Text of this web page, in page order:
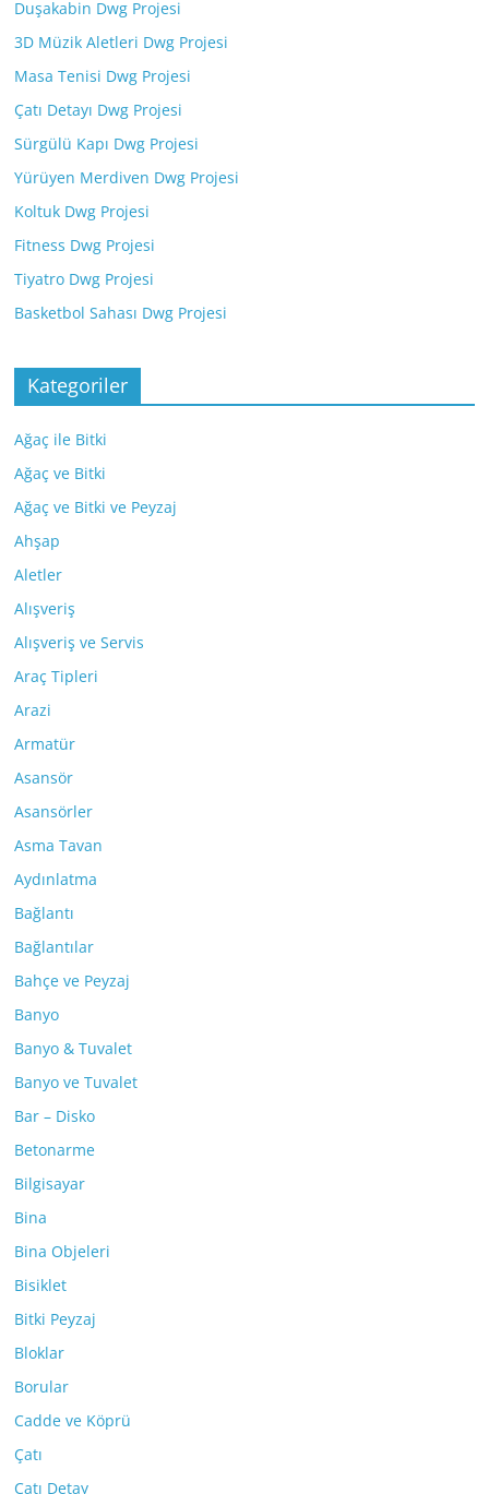
Duşakabin Dwg Projesi
3D Müzik Aletleri Dwg Projesi
Masa Tenisi Dwg Projesi
Çatı Detayı Dwg Projesi
Sürgülü Kapı Dwg Projesi
Yürüyen Merdiven Dwg Projesi
Koltuk Dwg Projesi
Fitness Dwg Projesi
Tiyatro Dwg Projesi
Basketbol Sahası Dwg Projesi
Kategoriler
Ağaç ile Bitki
Ağaç ve Bitki
Ağaç ve Bitki ve Peyzaj
Ahşap
Aletler
Alışveriş
Alışveriş ve Servis
Araç Tipleri
Arazi
Armatür
Asansör
Asansörler
Asma Tavan
Aydınlatma
Bağlantı
Bağlantılar
Bahçe ve Peyzaj
Banyo
Banyo & Tuvalet
Banyo ve Tuvalet
Bar – Disko
Betonarme
Bilgisayar
Bina
Bina Objeleri
Bisiklet
Bitki Peyzaj
Bloklar
Borular
Cadde ve Köprü
Çatı
Çatı Detay